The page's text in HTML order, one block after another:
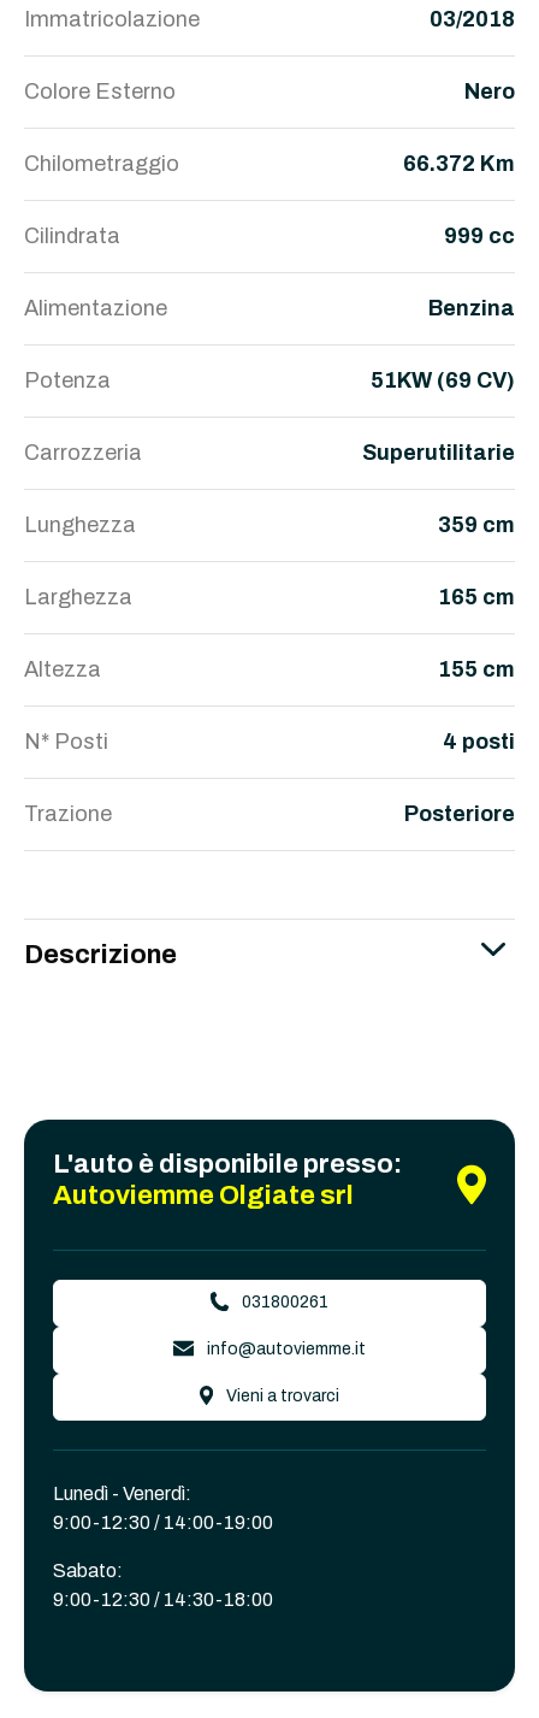
Immatricolazione 03/2018
Colore Esterno Nero
Chilometraggio 66.372 Km
Cilindrata 999 cc
Alimentazione Benzina
Potenza 51KW (69 CV)
Carrozzeria Superutilitarie
Lunghezza 359 cm
Larghezza 165 cm
Altezza 155 cm
N* Posti 4 posti
Trazione Posteriore
Descrizione
L'auto è disponibile presso:
Autoviemme Olgiate srl
031800261
info@autoviemme.it
Vieni a trovarci
Lunedì - Venerdì:
9:00-12:30 / 14:00-19:00
Sabato:
9:00-12:30 / 14:30-18:00